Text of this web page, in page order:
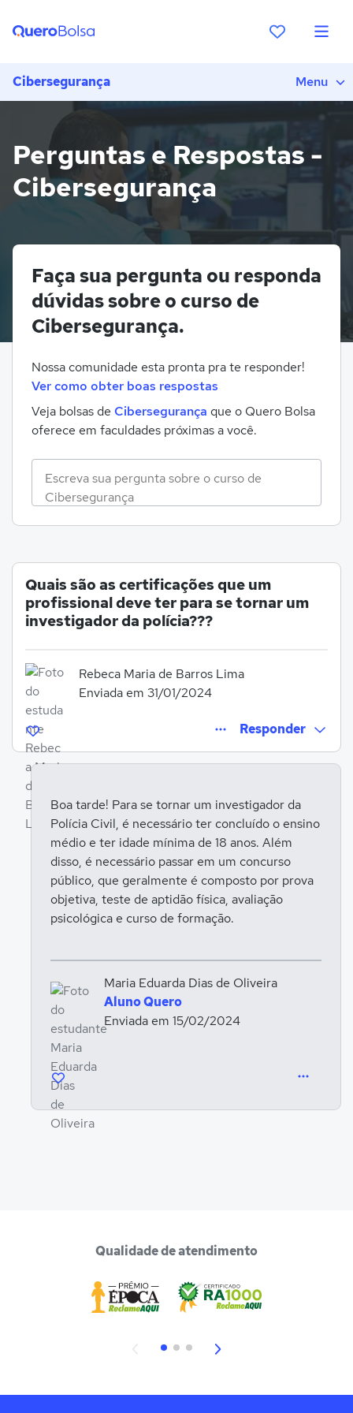
Cibersegurança Menu
Perguntas e Respostas -
Cibersegurança
Faça sua pergunta ou responda
dúvidas sobre o curso de
Cibersegurança.
Nossa comunidade esta pronta pra te responder!
Ver como obter boas respostas
Veja bolsas de Cibersegurança que o Quero Bolsa
oferece em faculdades próximas a você.
Quais são as certificações que um
profissional deve ter para se tornar um
investigador da polícia???
Rebeca Maria de Barros Lima
Enviada em 31/01/2024
Responder
Entrar para responder
Boa tarde! Para se tornar um investigador da
Polícia Civil, é necessário ter concluído o ensino
médio e ter idade mínima de 18 anos. Além
disso, é necessário passar em um concurso
público, que geralmente é composto por prova
objetiva, teste de aptidão física, avaliação
psicológica e curso de formação.
Maria Eduarda Dias de Oliveira
Aluno Quero
Enviada em 15/02/2024
Qualidade de atendimento